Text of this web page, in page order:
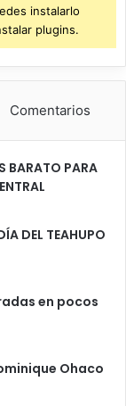
instalarlo
plugins.
Comentarios
BARATO PARA
DEL TEAHUPO
en pocos
Ohaco